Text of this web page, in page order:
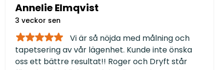
Annelie Elmqvist
3 veckor sen
Vi är så nöjda med målning och
tapetsering av vår lägenhet. Kunde inte önska
oss ett bättre resultat!! Roger och Dryft står